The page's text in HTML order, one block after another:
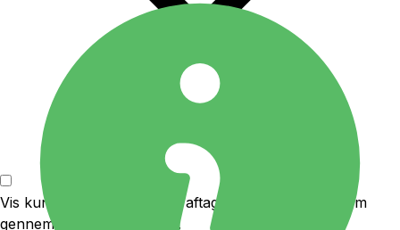
Vis kun udbydere som kan aftage produktion af strøm
gennem solceller eller lign.